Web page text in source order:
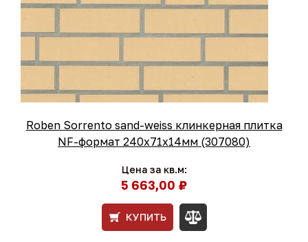
Roben Sorrento sand-weiss клинкерная плитка
NF-формат 240x71x14мм (307080)
Цена за кв.м:
5 663,00 ₽
КУПИТЬ